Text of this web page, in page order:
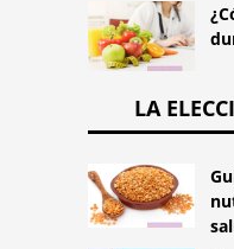
LA